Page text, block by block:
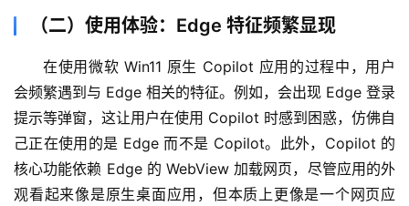
（二）使用体验：Edge 特征频繁显现
在使用微软 Win11 原生 Copilot 应用的过程中，用户
会频繁遇到与 Edge 相关的特征。例如，会出现 Edge 登录
提示等弹窗，这让用户在使用 Copilot 时感到困惑，仿佛自
己正在使用的是 Edge 而不是 Copilot。此外，Copilot 的
核心功能依赖 Edge 的 WebView 加载网页，尽管应用的外
观看起来像是原生桌面应用，但本质上更像是一个网页应